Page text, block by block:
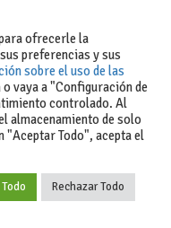
ofrecerle la
preferencias y sus
sobre el uso de las
vaya a "Configuración de
controlado. Al
almacenamiento de solo
"Aceptar Todo", acepta el
Rechazar Todo